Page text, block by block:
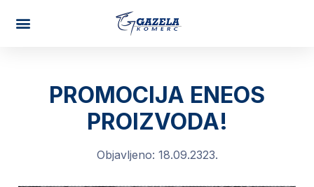
PROMOCIJA ENEOS
PROIZVODA!
Objavljeno: 18.09.2323.